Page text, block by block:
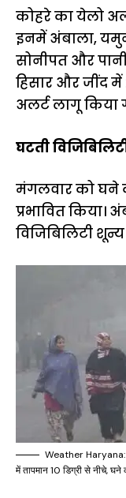
कोहरे का येलो
इनमें अंबाला,
सोनीपत और
हिसार और जींद
अलर्ट लागू किया
घटती
मंगलवार को घने
प्रभावित किया।
विजिबिलिटी
Weather Haryana:
में तापमान 10 डिग्री से नीचे, घने